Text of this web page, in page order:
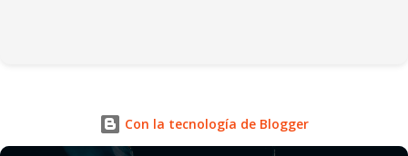
Con la tecnología de Blogger